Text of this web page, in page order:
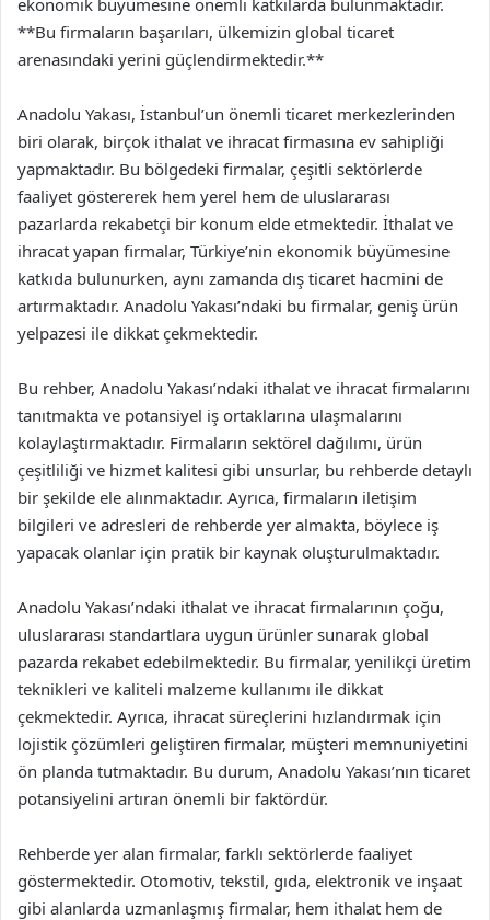
ekonomik büyümesine önemli katkılarda bulunmaktadır.
**Bu firmaların başarıları, ülkemizin global ticaret
arenasındaki yerini güçlendirmektedir.**
Anadolu Yakası, İstanbul’un önemli ticaret merkezlerinden
biri olarak, birçok ithalat ve ihracat firmasına ev sahipliği
yapmaktadır. Bu bölgedeki firmalar, çeşitli sektörlerde
faaliyet göstererek hem yerel hem de uluslararası
pazarlarda rekabetçi bir konum elde etmektedir. İthalat ve
ihracat yapan firmalar, Türkiye’nin ekonomik büyümesine
katkıda bulunurken, aynı zamanda dış ticaret hacmini de
artırmaktadır. Anadolu Yakası’ndaki bu firmalar, geniş ürün
yelpazesi ile dikkat çekmektedir.
Bu rehber, Anadolu Yakası’ndaki ithalat ve ihracat firmalarını
tanıtmakta ve potansiyel iş ortaklarına ulaşmalarını
kolaylaştırmaktadır. Firmaların sektörel dağılımı, ürün
çeşitliliği ve hizmet kalitesi gibi unsurlar, bu rehberde detaylı
bir şekilde ele alınmaktadır. Ayrıca, firmaların iletişim
bilgileri ve adresleri de rehberde yer almakta, böylece iş
yapacak olanlar için pratik bir kaynak oluşturulmaktadır.
Anadolu Yakası’ndaki ithalat ve ihracat firmalarının çoğu,
uluslararası standartlara uygun ürünler sunarak global
pazarda rekabet edebilmektedir. Bu firmalar, yenilikçi üretim
teknikleri ve kaliteli malzeme kullanımı ile dikkat
çekmektedir. Ayrıca, ihracat süreçlerini hızlandırmak için
lojistik çözümleri geliştiren firmalar, müşteri memnuniyetini
ön planda tutmaktadır. Bu durum, Anadolu Yakası’nın ticaret
potansiyelini artıran önemli bir faktördür.
Rehberde yer alan firmalar, farklı sektörlerde faaliyet
göstermektedir. Otomotiv, tekstil, gıda, elektronik ve inşaat
gibi alanlarda uzmanlaşmış firmalar, hem ithalat hem de